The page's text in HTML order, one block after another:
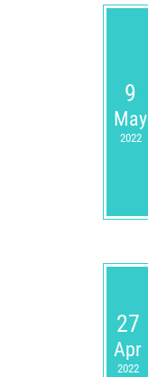
9
May
2022
27
Apr
2022